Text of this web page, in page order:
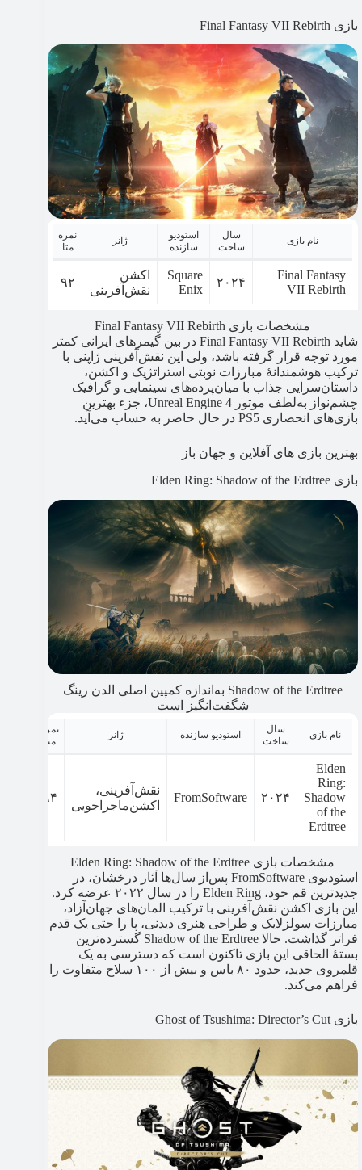
بازی Final Fantasy VII Rebirth
نام بازی
سال
ساخت
استودیو
سازنده
ژانر
نمره
متا
Final Fantasy
VII Rebirth
۲۰۲۴
Square
Enix
اکشن
نقش‌آفرینی
۹۲
مشخصات بازی Final Fantasy VII Rebirth
شاید Final Fantasy VII Rebirth در بین گیمرهای ایرانی کمتر
مورد توجه قرار گرفته باشد، ولی این نقش‌آفرینی ژاپنی با
ترکیب هوشمندانۀ مبارزات نوبتی استراتژیک و اکشن،
داستان‌سرایی جذاب با میان‌پرده‌های سینمایی و گرافیک
چشم‌نواز به‌لطف موتور Unreal Engine 4، جزء بهترین
بازی‌های انحصاری PS5 در حال حاضر به حساب می‌آید.
بهترین بازی های آفلاین و جهان باز
بازی Elden Ring: Shadow of the Erdtree
Shadow of the Erdtree به‌اندازه کمپین اصلی الدن رینگ
شگفت‌انگیز است
نام بازی
سال
ساخت
استودیو سازنده ژانر
نمره
متا
Elden
Ring:
Shadow
of the
Erdtree
۲۰۲۴ FromSoftware
نقش‌آفرینی،
اکشن‌ماجراجویی
۹۴
مشخصات بازی Elden Ring: Shadow of the Erdtree
استودیوی FromSoftware پس‌از سال‌ها آثار درخشان، در
جدیدترین قم خود، Elden Ring را در سال ۲۰۲۲ عرضه کرد.
این بازی اکشن نقش‌آفرینی با ترکیب المان‌های جهان‌آزاد،
مبارزات سولزلایک و طراحی هنری دیدنی، پا را حتی یک قدم
فراتر گذاشت. حالا Shadow of the Erdtree گسترده‌ترین
بستۀ الحاقی این بازی تاکنون است که دسترسی به یک
قلمروی جدید، حدود ۸۰ باس و بیش از ۱۰۰ سلاح متفاوت را
فراهم می‌کند.
بازی Ghost of Tsushima: Director’s Cut